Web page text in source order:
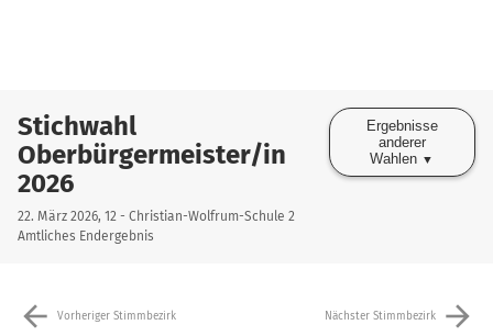
Stichwahl
Oberbürgermeister/in
2026
22. März 2026, 12 - Christian-Wolfrum-Schule 2
Amtliches Endergebnis
Ergebnisse
anderer
Wahlen
arrow_back Vorheriger Stimmbezirk Nächster Stimmbezirk arrow_forward